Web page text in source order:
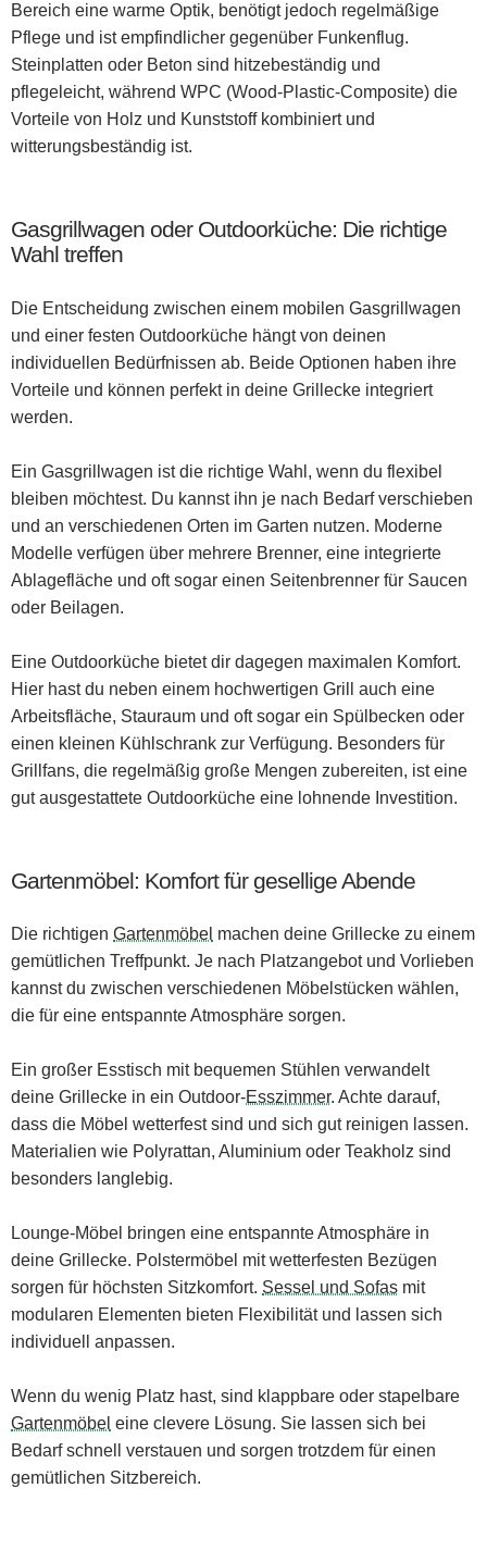
Bereich eine warme Optik, benötigt jedoch regelmäßige
Pflege und ist empfindlicher gegenüber Funkenflug.
Steinplatten oder Beton sind hitzebeständig und
pflegeleicht, während WPC (Wood-Plastic-Composite) die
Vorteile von Holz und Kunststoff kombiniert und
witterungsbeständig ist.
Gasgrillwagen oder Outdoorküche: Die richtige
Wahl treffen
Die Entscheidung zwischen einem mobilen Gasgrillwagen
und einer festen Outdoorküche hängt von deinen
individuellen Bedürfnissen ab. Beide Optionen haben ihre
Vorteile und können perfekt in deine Grillecke integriert
werden.
Ein Gasgrillwagen ist die richtige Wahl, wenn du flexibel
bleiben möchtest. Du kannst ihn je nach Bedarf verschieben
und an verschiedenen Orten im Garten nutzen. Moderne
Modelle verfügen über mehrere Brenner, eine integrierte
Ablagefläche und oft sogar einen Seitenbrenner für Saucen
oder Beilagen.
Eine Outdoorküche bietet dir dagegen maximalen Komfort.
Hier hast du neben einem hochwertigen Grill auch eine
Arbeitsfläche, Stauraum und oft sogar ein Spülbecken oder
einen kleinen Kühlschrank zur Verfügung. Besonders für
Grillfans, die regelmäßig große Mengen zubereiten, ist eine
gut ausgestattete Outdoorküche eine lohnende Investition.
Gartenmöbel: Komfort für gesellige Abende
Die richtigen Gartenmöbel machen deine Grillecke zu einem
gemütlichen Treffpunkt. Je nach Platzangebot und Vorlieben
kannst du zwischen verschiedenen Möbelstücken wählen,
die für eine entspannte Atmosphäre sorgen.
Ein großer Esstisch mit bequemen Stühlen verwandelt
deine Grillecke in ein Outdoor-Esszimmer. Achte darauf,
dass die Möbel wetterfest sind und sich gut reinigen lassen.
Materialien wie Polyrattan, Aluminium oder Teakholz sind
besonders langlebig.
Lounge-Möbel bringen eine entspannte Atmosphäre in
deine Grillecke. Polstermöbel mit wetterfesten Bezügen
sorgen für höchsten Sitzkomfort. Sessel und Sofas mit
modularen Elementen bieten Flexibilität und lassen sich
individuell anpassen.
Wenn du wenig Platz hast, sind klappbare oder stapelbare
Gartenmöbel eine clevere Lösung. Sie lassen sich bei
Bedarf schnell verstauen und sorgen trotzdem für einen
gemütlichen Sitzbereich.